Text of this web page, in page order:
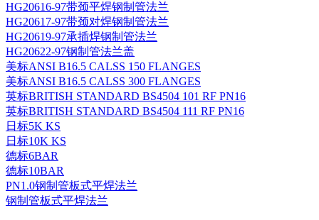
HG20616-97带颈平焊钢制管法兰
HG20617-97带颈对焊钢制管法兰
HG20619-97承插焊钢制管法兰
HG20622-97钢制管法兰盖
美标ANSI B16.5 CALSS 150 FLANGES
美标ANSI B16.5 CALSS 300 FLANGES
英标BRITISH STANDARD BS4504 101 RF PN16
英标BRITISH STANDARD BS4504 111 RF PN16
日标5K KS
日标10K KS
德标6BAR
德标10BAR
PN1.0钢制管板式平焊法兰
钢制管板式平焊法兰